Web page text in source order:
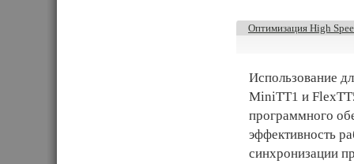
Оптимизация High
Использование
MiniTT1 и
программного
эффективность
синхронизации